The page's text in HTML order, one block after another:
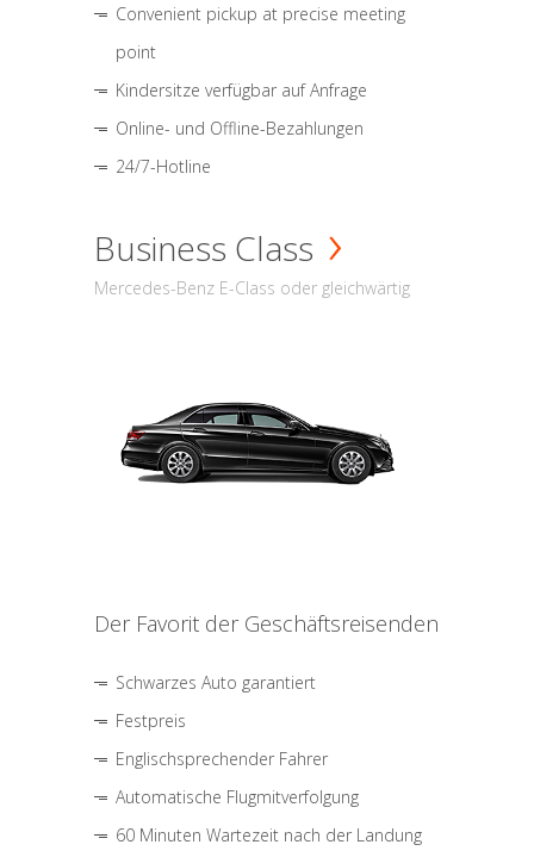
Convenient pickup at precise meeting
point
Kindersitze verfügbar auf Anfrage
Online- und Offline-Bezahlungen
24/7-Hotline
Business Class
Mercedes-Benz E-Class oder gleichwärtig
Der Favorit der Geschäftsreisenden
Schwarzes Auto garantiert
Festpreis
Englischsprechender Fahrer
Automatische Flugmitverfolgung
60 Minuten Wartezeit nach der Landung